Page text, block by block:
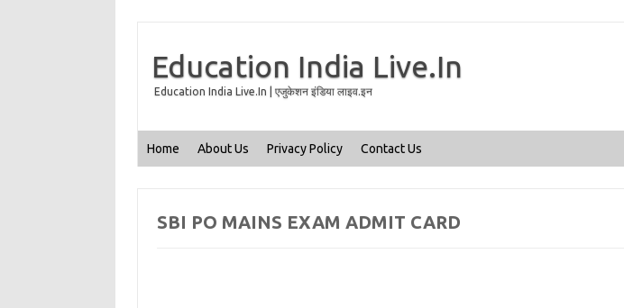
Education India Live.In
Education India Live.In | एजुकेशन इंडिया लाइव.इन
Home About Us Privacy Policy Contact Us
SBI PO MAINS EXAM ADMIT CARD